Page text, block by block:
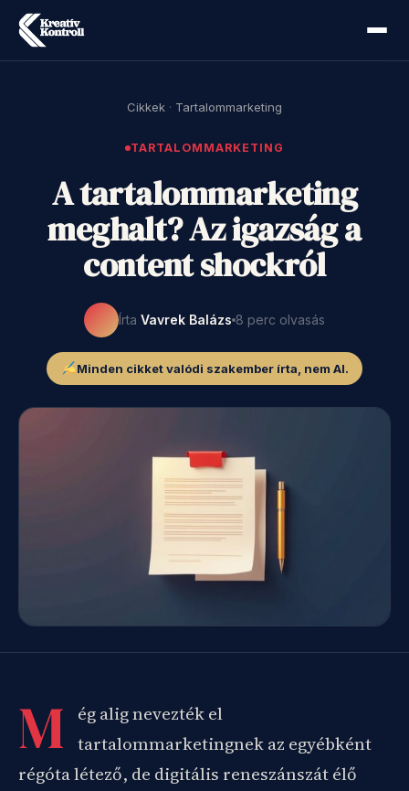
Cikkek · Tartalommarketing
TARTALOMMARKETING
A tartalommarketing
meghalt? Az igazság a
content shockról
Írta Vavrek Balázs 8 perc olvasás
Minden cikket valódi szakember írta, nem AI.
M
ég alig nevezték el
tartalommarketingnek az egyébként
régóta létező, de digitális reneszánszát élő